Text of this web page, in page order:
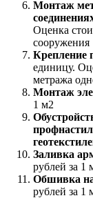
Монтаж
Оценка
сооружения
Крепление
единицу.
метража
Монтаж
1 м2
Заливка
рублей за 1
Обшивка
рублей за 1